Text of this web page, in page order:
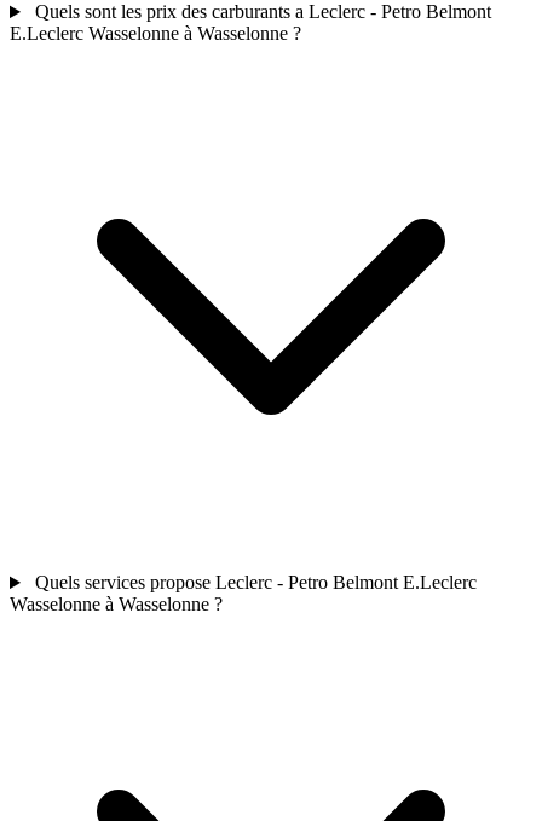
Quels sont les prix des carburants a Leclerc - Petro Belmont
E.Leclerc Wasselonne à Wasselonne ?
Quels services propose Leclerc - Petro Belmont E.Leclerc
Wasselonne à Wasselonne ?